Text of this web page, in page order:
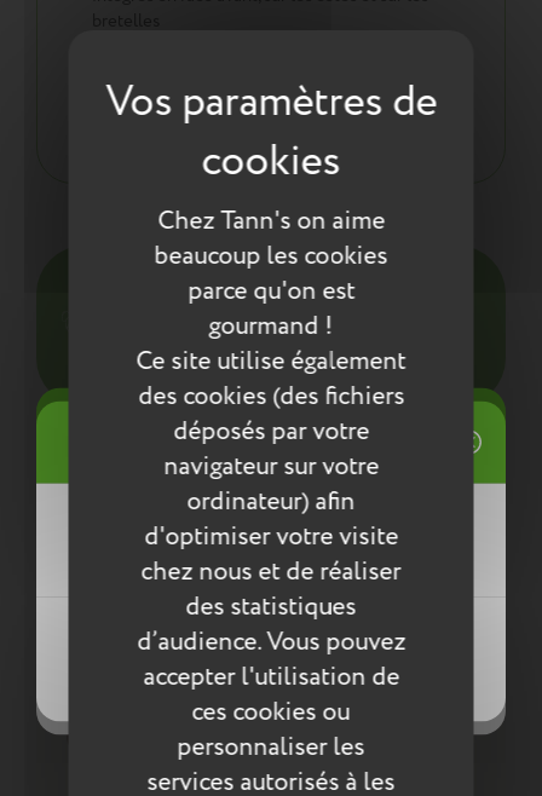
Chez Tann's on aime
beaucoup les cookies
parce qu'on est
gourmand !
Ce site utilise également
des cookies (des fichiers
déposés par votre
navigateur sur votre
ordinateur) afin
d'optimiser votre visite
chez nous et de réaliser
des statistiques
d’audience. Vous pouvez
accepter l'utilisation de
ces cookies ou
personnaliser les
services autorisés à les
Tout pour la santé de votre enfant : respect des
normes environnementales européennes ReACH
Entretien
Pour l’entretien de nos produits, nous vous
conseillons d’utiliser un chiffon humide ou une
éponge légèrement humidifiée à l'eau
savonneuse. N’utilisez pas de produits agressifs
qui risqueraient de détériorer le produit.
Compléter la collection
Mes listes d'envies
Créer une nouvelle liste
((title))
((cancelText))
((createText))
Connexion
Vous devez être connecté pour ajouter
des produits à votre liste d'envies.
((cancelText))
((loginText))